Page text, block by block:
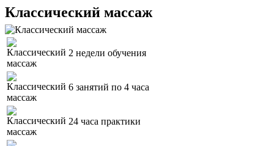
Классический массаж
2 недели обучения
6 занятий по 4 часа
24 часа практики